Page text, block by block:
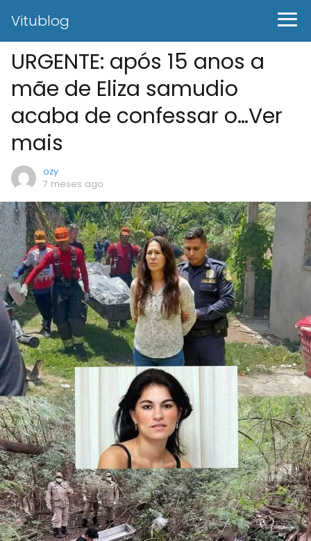
Vitublog
URGENTE: após 15 anos a
mãe de Eliza samudio
acaba de confessar o…Ver
mais
ozy
7 meses ago